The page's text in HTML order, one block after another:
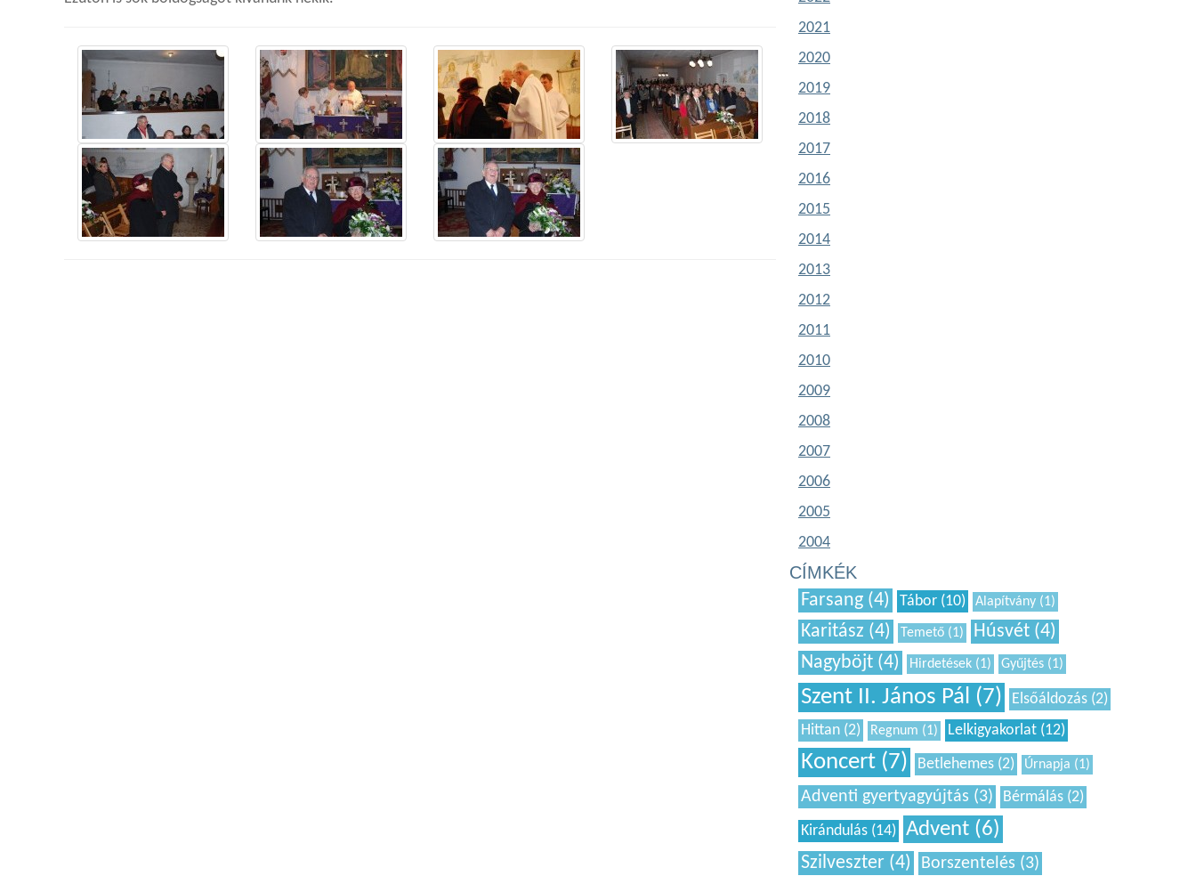
2021
2020
2019
2018
2017
2016
2015
2014
2013
2012
2011
2010
2009
2008
2007
2006
2005
2004
CÍMKÉK
Farsang (4) Tábor (10) Alapítvány (1)
Karitász (4) Temető (1)
Húsvét (4)
Nagyböjt (4)
Hirdetések (1) Gyűjtés (1)
Szent II. János Pál (7)
Elsőáldozás (2)
Hittan (2)
Regnum (1) Lelkigyakorlat (12)
Koncert (7) Betlehemes (2) Úrnapja (1)
Adventi gyertyagyújtás (3)
Bérmálás (2)
Kirándulás (14) Advent (6)
Szilveszter (4) Borszentelés (3)